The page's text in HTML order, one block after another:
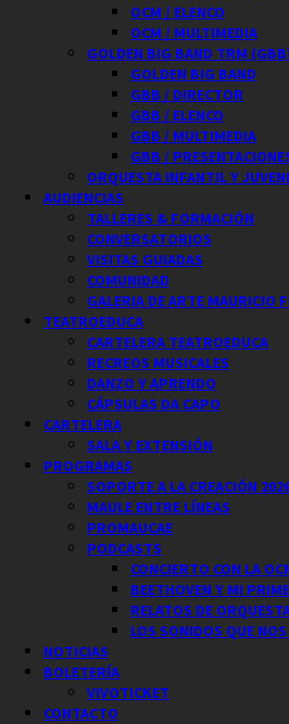
OCM / ELENCO
OCM / MULTIMEDIA
GOLDEN BIG BAND TRM
GOLDEN BIG BAND
GBB / DIRECTOR
GBB / ELENCO
GBB / MULTIMEDIA
GBB /
ORQUESTA INFANTIL Y
AUDIENCIAS
TALLERES & FORMACIÓN
CONVERSATORIOS
VISITAS GUIADAS
COMUNIDAD
GALERIA DE ARTE MAURICIO
TEATROEDUCA
CARTELERA TEATROEDUCA
RECREOS MUSICALES
DANZO Y APRENDO
CÁPSULAS DA CAPO
CARTELERA
SALA Y EXTENSIÓN
PROGRAMAS
SOPORTE A LA CREACIÓN
MAULE ENTRE LÍNEAS
PROMAUCAE
PODCASTS
CONCIERTO CON LA
BEETHOVEN Y MI
RELATOS DE
LOS SONIDOS QUE
NOTICIAS
BOLETERÍA
VIVOTICKET
CONTACTO